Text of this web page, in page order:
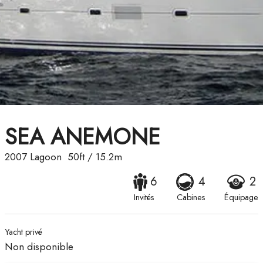
SEA ANEMONE
2007 Lagoon 50ft/ 15.2m
6
Invités
4
Cabines
2
Équipage
Yacht privé
Non disponible